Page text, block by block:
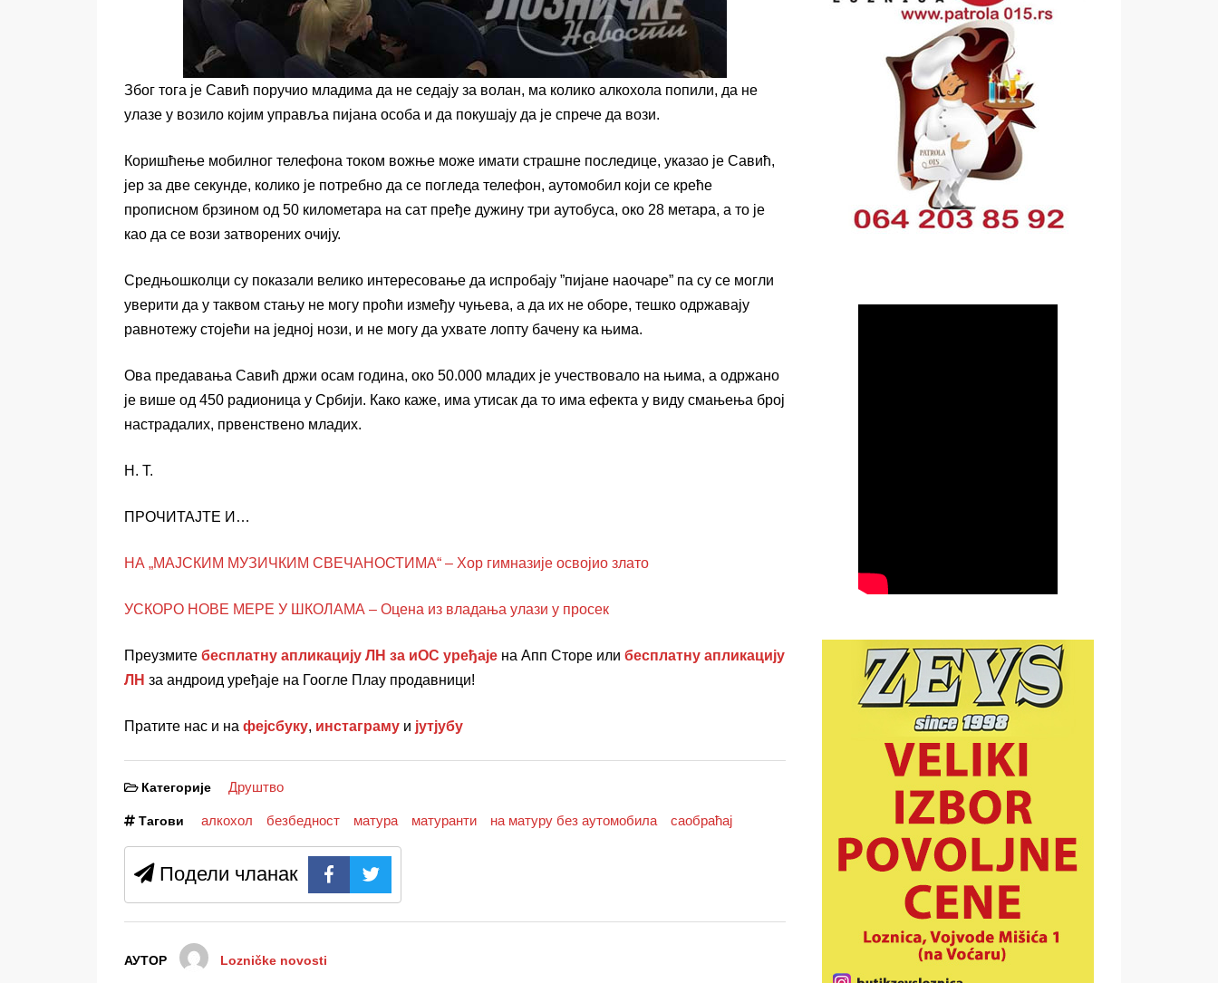
Због тога је Савић поручио младима да не седају за волан, ма колико алкохола попили, да не
улазе у возило којим управља пијана особа и да покушају да је спрече да вози.
Коришћење мобилног телефона током вожње може имати страшне последице, указао је Савић,
јер за две секунде, колико је потребно да се погледа телефон, аутомобил који се креће
прописном брзином од 50 километара на сат пређе дужину три аутобуса, око 28 метара, а то је
као да се вози затворених очију.
Средњошколци су показали велико интересовање да испробају ”пијане наочаре” па су се могли
уверити да у таквом стању не могу проћи између чуњева, а да их не оборе, тешко одржавају
равнотежу стојећи на једној нози, и не могу да ухвате лопту бачену ка њима.
Ова предавања Савић држи осам година, око 50.000 младих је учествовало на њима, а одржано
је више од 450 радионица у Србији. Како каже, има утисак да то има ефекта у виду смањења број
настрадалих, првенствено младих.
Н. Т.
ПРОЧИТАЈТЕ И…
НА „МАЈСКИМ МУЗИЧКИМ СВЕЧАНОСТИМА“ – Хор гимназије освојио злато
УСКОРО НОВЕ МЕРЕ У ШКОЛАМА – Оцена из владања улази у просек
Преузмите бесплатну апликацију ЛН за иОС уређаје на Апп Сторе или бесплатну апликацију
ЛН за андроид уређаје на Гоогле Плаy продавници!
Пратите нас и на фејсбуку, инстаграму и јутјубу
Категорије Друштво
Тагови алкохол безбедност матура матуранти на матуру без аутомобила саобраћај
Подели чланак
АУТОР Lozničke novosti